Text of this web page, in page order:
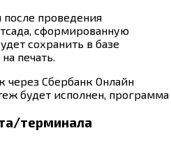
проведения
сформированную
сохранить в базе
печать.
будет исполнен,
терминала